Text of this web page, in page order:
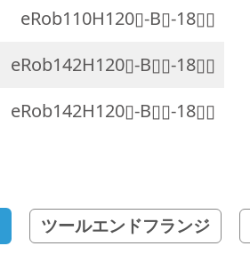
eRob110H120▯-B▯-18▯▯
eRob142H120▯-B▯▯-18▯▯
eRob142H120▯-B▯▯-18▯▯
ツールエンドフランジ